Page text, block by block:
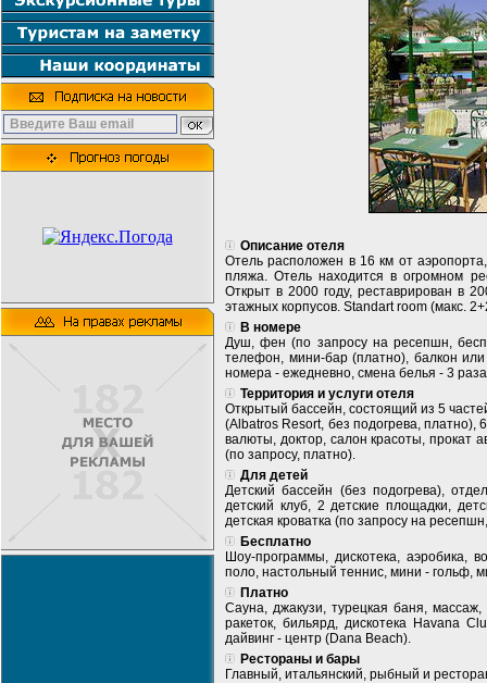
Описание отеля
Отель расположен в 16 км от
пляжа. Отель находится в огромном
Открыт в 2000 году, реставрирован в
этажных корпусов. Standart room (макс.
В номере
Душ, фен (по запросу на ресепшн,
телефон, мини-бар (платно), балкон
номера - ежедневно, смена белья - 3
Территория и услуги отеля
Открытый бассейн, состоящий из 5
(Albatros Resort, без подогрева,
валюты, доктор, салон красоты, прокат
(по запросу, платно).
Для детей
Детский бассейн (без подогрева),
детский клуб, 2 детские площадки,
детская кроватка (по запросу на
Бесплатно
Шоу-программы, дискотека, аэробика,
поло, настольный теннис, мини - гольф,
Платно
Сауна, джакузи, турецкая баня,
ракеток, бильярд, дискотека Havana
дайвинг - центр (Dana Beach).
Рестораны и бары
Главный, итальянский, рыбный и